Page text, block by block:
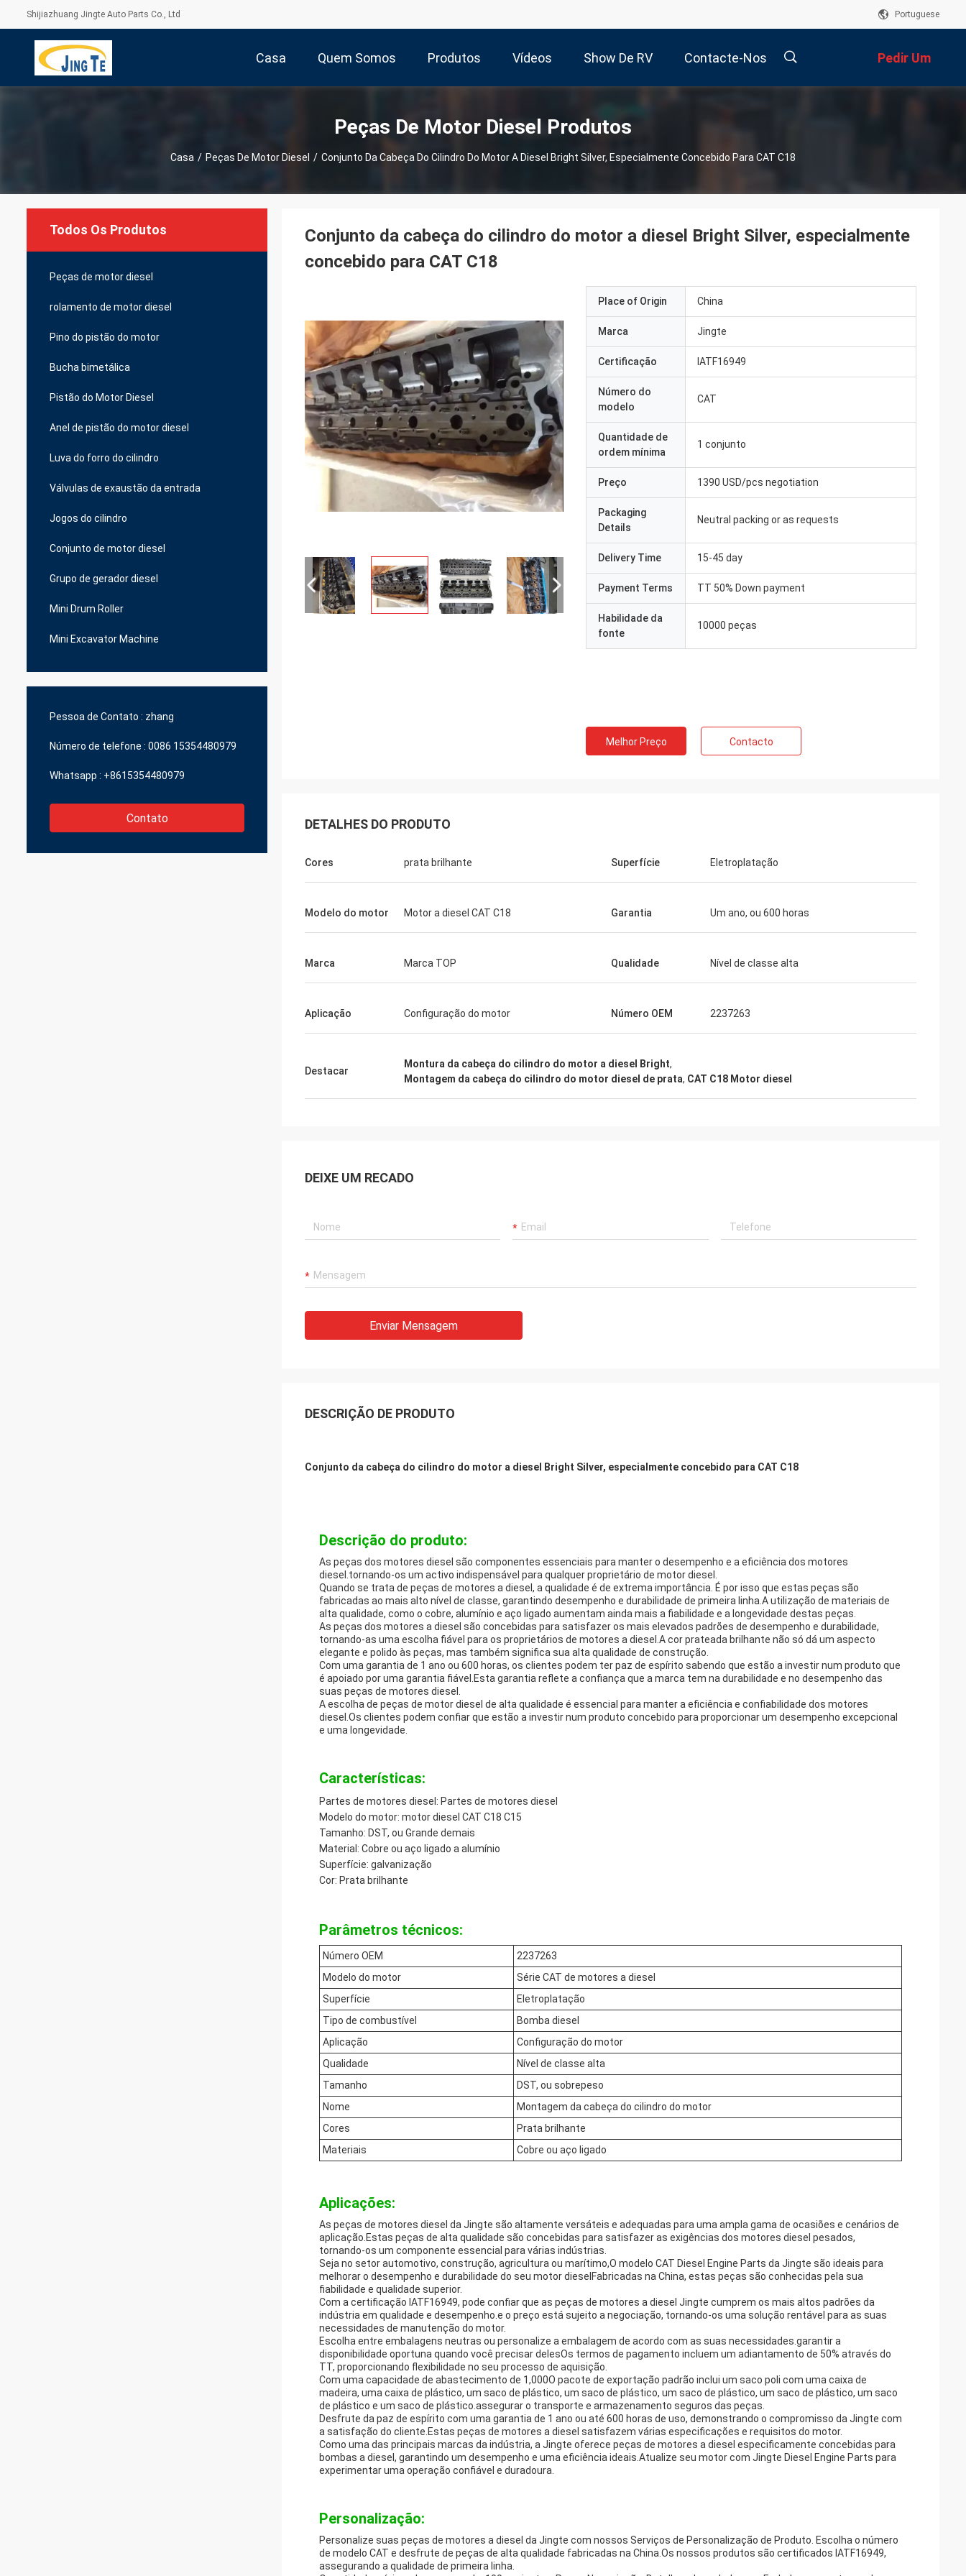
Shijiazhuang Jingte Auto Parts Co., Ltd Portuguese
Casa Quem Somos Produtos Vídeos Show De RV Contacte-Nos Pedir Um
Orçamento
Peças De Motor Diesel Produtos
Casa / Peças De Motor Diesel / Conjunto Da Cabeça Do Cilindro Do Motor A Diesel Bright Silver, Especialmente Concebido Para CAT C18
Todos Os Produtos
Peças de motor diesel
rolamento de motor diesel
Pino do pistão do motor
Bucha bimetálica
Pistão do Motor Diesel
Anel de pistão do motor diesel
Luva do forro do cilindro
Válvulas de exaustão da entrada
Jogos do cilindro
Conjunto de motor diesel
Grupo de gerador diesel
Mini Drum Roller
Mini Excavator Machine
Pessoa de Contato : zhang
Número de telefone : 0086 15354480979
Whatsapp : +8615354480979
Contato
Conjunto da cabeça do cilindro do motor a diesel Bright Silver, especialmente
concebido para CAT C18
Place of Origin China
Marca Jingte
Certificação IATF16949
Número do
modelo
CAT
Quantidade de
ordem mínima
1 conjunto
Preço 1390 USD/pcs negotiation
Packaging
Details
Neutral packing or as requests
Delivery Time 15-45 day
Payment Terms TT 50% Down payment
Habilidade da
fonte
10000 peças
Melhor Preço Contacto
DETALHES DO PRODUTO
Cores prata brilhante Superfície Eletroplatação
Modelo do motor Motor a diesel CAT C18 Garantia Um ano, ou 600 horas
Marca Marca TOP Qualidade Nível de classe alta
Aplicação Configuração do motor Número OEM 2237263
Destacar
Montura da cabeça do cilindro do motor a diesel Bright,
Montagem da cabeça do cilindro do motor diesel de prata, CAT C18 Motor diesel
DEIXE UM RECADO
Enviar Mensagem
DESCRIÇÃO DE PRODUTO
Conjunto da cabeça do cilindro do motor a diesel Bright Silver, especialmente concebido para CAT C18
Descrição do produto:
As peças dos motores diesel são componentes essenciais para manter o desempenho e a eficiência dos motores
diesel.tornando-os um activo indispensável para qualquer proprietário de motor diesel.
Quando se trata de peças de motores a diesel, a qualidade é de extrema importância. É por isso que estas peças são
fabricadas ao mais alto nível de classe, garantindo desempenho e durabilidade de primeira linha.A utilização de materiais de
alta qualidade, como o cobre, alumínio e aço ligado aumentam ainda mais a fiabilidade e a longevidade destas peças.
As peças dos motores a diesel são concebidas para satisfazer os mais elevados padrões de desempenho e durabilidade,
tornando-as uma escolha fiável para os proprietários de motores a diesel.A cor prateada brilhante não só dá um aspecto
elegante e polido às peças, mas também significa sua alta qualidade de construção.
Com uma garantia de 1 ano ou 600 horas, os clientes podem ter paz de espírito sabendo que estão a investir num produto que
é apoiado por uma garantia fiável.Esta garantia reflete a confiança que a marca tem na durabilidade e no desempenho das
suas peças de motores diesel.
A escolha de peças de motor diesel de alta qualidade é essencial para manter a eficiência e confiabilidade dos motores
diesel.Os clientes podem confiar que estão a investir num produto concebido para proporcionar um desempenho excepcional
e uma longevidade.
Características:
Partes de motores diesel: Partes de motores diesel
Modelo do motor: motor diesel CAT C18 C15
Tamanho: DST, ou Grande demais
Material: Cobre ou aço ligado a alumínio
Superfície: galvanização
Cor: Prata brilhante
Parâmetros técnicos:
Número OEM
2237263
Modelo do motor
Série CAT de motores a diesel
Superfície
Eletroplatação
Tipo de combustível
Bomba diesel
Aplicação
Configuração do motor
Qualidade
Nível de classe alta
Tamanho
DST, ou sobrepeso
Nome
Montagem da cabeça do cilindro do motor
Cores
Prata brilhante
Materiais
Cobre ou aço ligado
Aplicações:
As peças de motores diesel da Jingte são altamente versáteis e adequadas para uma ampla gama de ocasiões e cenários de
aplicação.Estas peças de alta qualidade são concebidas para satisfazer as exigências dos motores diesel pesados,
tornando-os um componente essencial para várias indústrias.
Seja no setor automotivo, construção, agricultura ou marítimo,O modelo CAT Diesel Engine Parts da Jingte são ideais para
melhorar o desempenho e durabilidade do seu motor dieselFabricadas na China, estas peças são conhecidas pela sua
fiabilidade e qualidade superior.
Com a certificação IATF16949, pode confiar que as peças de motores a diesel Jingte cumprem os mais altos padrões da
indústria em qualidade e desempenho.e o preço está sujeito a negociação, tornando-os uma solução rentável para as suas
necessidades de manutenção do motor.
Escolha entre embalagens neutras ou personalize a embalagem de acordo com as suas necessidades.garantir a
disponibilidade oportuna quando você precisar delesOs termos de pagamento incluem um adiantamento de 50% através do
TT, proporcionando flexibilidade no seu processo de aquisição.
Com uma capacidade de abastecimento de 1,000O pacote de exportação padrão inclui um saco poli com uma caixa de
madeira, uma caixa de plástico, um saco de plástico, um saco de plástico, um saco de plástico, um saco de plástico, um saco
de plástico e um saco de plástico.assegurar o transporte e armazenamento seguros das peças.
Desfrute da paz de espírito com uma garantia de 1 ano ou até 600 horas de uso, demonstrando o compromisso da Jingte com
a satisfação do cliente.Estas peças de motores a diesel satisfazem várias especificações e requisitos do motor.
Como uma das principais marcas da indústria, a Jingte oferece peças de motores a diesel especificamente concebidas para
bombas a diesel, garantindo um desempenho e uma eficiência ideais.Atualize seu motor com Jingte Diesel Engine Parts para
experimentar uma operação confiável e duradoura.
Personalização:
Personalize suas peças de motores a diesel da Jingte com nossos Serviços de Personalização de Produto. Escolha o número
de modelo CAT e desfrute de peças de alta qualidade fabricadas na China.Os nossos produtos são certificados IATF16949,
assegurando a qualidade de primeira linha.